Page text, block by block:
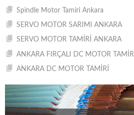
Spindle Motor Tamiri Ankara
SERVO MOTOR SARIMI ANKARA
SERVO MOTOR TAMİRİ ANKARA
ANKARA FIRÇALI DC MOTOR TAMİRİ
ANKARA DC MOTOR TAMİRİ